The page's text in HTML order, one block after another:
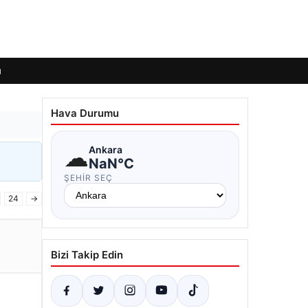
24 →
Hava Durumu
☁Ankara
NaN°C
ŞEHIR SEÇ
Bizi Takip Edin